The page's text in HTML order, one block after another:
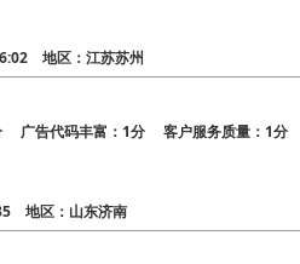
地区：江苏苏州
广告代码丰富：1分 客户服务质量：1分
地区：山东济南